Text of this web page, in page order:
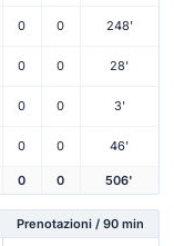
0 0 248'
0 0 28'
0 0 3'
0 0 46'
0 0 506'
Prenotazioni / 90 min